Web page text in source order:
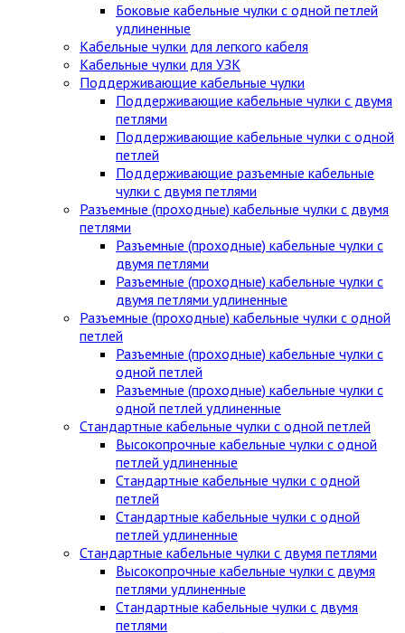
Боковые кабельные чулки с одной петлей
удлиненные
Кабельные чулки для легкого кабеля
Кабельные чулки для УЗК
Поддерживающие кабельные чулки
Поддерживающие кабельные чулки с двумя
петлями
Поддерживающие кабельные чулки с одной
петлей
Поддерживающие разъемные кабельные
чулки с двумя петлями
Разъемные (проходные) кабельные чулки с двумя
петлями
Разъемные (проходные) кабельные чулки с
двумя петлями
Разъемные (проходные) кабельные чулки с
двумя петлями удлиненные
Разъемные (проходные) кабельные чулки с одной
петлей
Разъемные (проходные) кабельные чулки с
одной петлей
Разъемные (проходные) кабельные чулки с
одной петлей удлиненные
Стандартные кабельные чулки c одной петлей
Высокопрочные кабельные чулки с одной
петлей удлиненные
Стандартные кабельные чулки с одной
петлей
Стандартные кабельные чулки с одной
петлей удлиненные
Стандартные кабельные чулки с двумя петлями
Высокопрочные кабельные чулки с двумя
петлями удлиненные
Стандартные кабельные чулки с двумя
петлями